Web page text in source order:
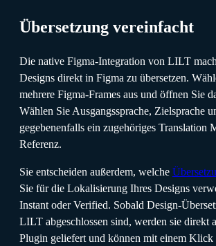
Übersetzung vereinfacht
Die native Figma-Integration von LILT
Designs direkt in Figma zu übersetzen.
mehrere Figma-Frames aus und öffnen Sie
Wählen Sie Ausgangssprache, Zielsprache
gegebenenfalls ein zugehöriges Translation
Referenz.
Sie entscheiden außerdem, welche
Sie für die Lokalisierung Ihres Designs
Instant oder Verified. Sobald Design-
LILT abgeschlossen sind, werden sie direkt
Plugin geliefert und können mit einem